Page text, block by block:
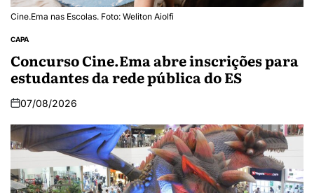
Cine.Ema nas Escolas. Foto: Weliton Aiolfi
CAPA
Concurso Cine.Ema abre inscrições para
estudantes da rede pública do ES
07/08/2026